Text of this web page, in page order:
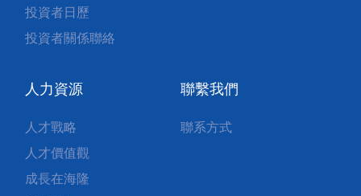
投資者日歷
投資者關係聯絡
人力資源
人才戰略
人才價值觀
成長在海隆
聯繫我們
聯系方式